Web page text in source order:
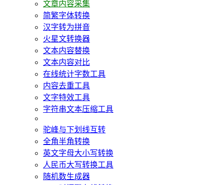
文章内容采集
简繁字体转换
汉字转为拼音
火星文转换器
文本内容替换
文本内容对比
在线统计字数工具
内容去重工具
文字特效工具
字符串文本压缩工具
驼峰与下划线互转
全角半角转换
英文字母大小写转换
人民币大写转换工具
随机数生成器